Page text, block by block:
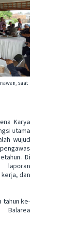
saat
Karya
utama
wujud
Di
dan
tahun ke-